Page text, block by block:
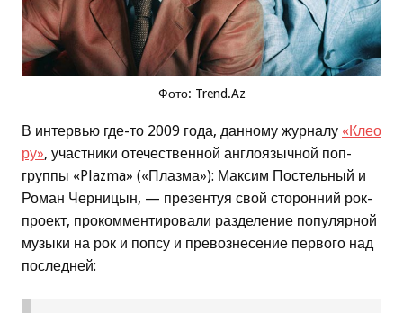
Фото: Trend.Az
В интервью где-то 2009 года, данному журналу «Клео
ру», участники отечественной англоязычной поп-
группы «Plazma» («Плазма»): Максим Постельный и
Роман Черницын, — презентуя свой сторонний рок-
проект, прокомментировали разделение популярной
музыки на рок и попсу и превознесение первого над
последней: